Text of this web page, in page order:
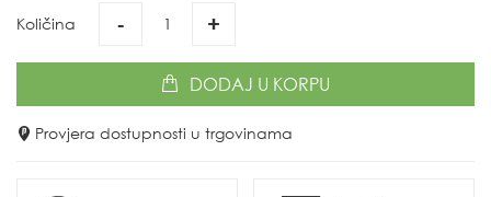
Količina - +
DODAJ U KORPU
Provjera dostupnosti u trgovinama